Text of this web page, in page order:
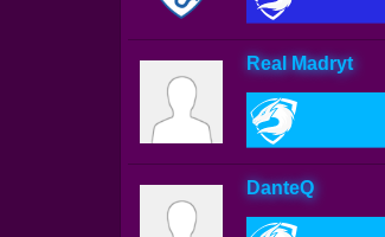
Real Madryt
DanteQ